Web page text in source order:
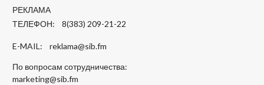
РЕКЛАМА
ТЕЛЕФОН: 8(383) 209-21-22
E-MAIL: reklama@sib.fm
По вопросам сотрудничества:
marketing@sib.fm